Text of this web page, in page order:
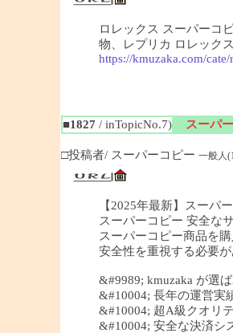
ロレックス スーパーコ
物、レプリカ ロレック
https://kmuzaka.com/
■1827 / inTopicNo.7)
スーパ
□投稿者/ スーパーコピー 一般人
【2025年最新】スーパ
スーパーコピー 安全な
スーパーコピー商品を
安全性を重視する必要
&#9989; kmuzaka が選
&#10004; 長年の運営実
&#10004; 超A級クオリ
&#10004; 安全な決済シ